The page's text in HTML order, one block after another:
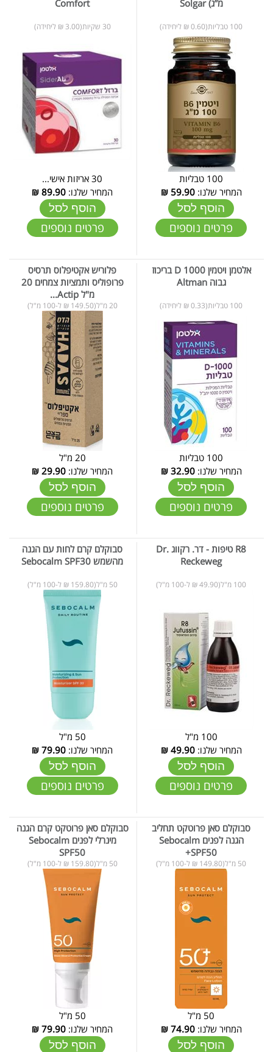
מ”ג) Solgar
100 טבליות(0.60 ₪ ליחידה)
100 טבליות
המחיר שלנו:59.90
₪
הוסף לסל
פרטים נוספים
Comfort
30 שקיות(3.00 ₪ ליחידה)
30 אריזות אישי...
המחיר שלנו: 89.90
₪
הוסף לסל
פרטים נוספים
אלטמן ויטמין D 1000 בריכוז
גבוה Altman
100 טבליות(0.33 ₪ ליחידה)
100 טבליות
המחיר שלנו:32.90
₪
הוסף לסל
פרטים נוספים
פלוריש אקטיפלוס תרסיס
פרופוליס ותמציות צמחים 20
מ"ל Actip...
20 מ"ל(149.50 ₪ ל-100 מ"ל)
20 מ"ל
המחיר שלנו: 29.90
₪
הוסף לסל
פרטים נוספים
R8 טיפות - דר. רקווג Dr.
Reckeweg
100 מ"ל(49.90 ₪ ל-100 מ"ל)
100 מ"ל
המחיר שלנו:49.90
₪
הוסף לסל
פרטים נוספים
סבוקלם קרם לחות עם הגנה
מהשמש Sebocalm SPF30
50 מ"ל(159.80 ₪ ל-100 מ"ל)
50 מ"ל
המחיר שלנו: 79.90
₪
הוסף לסל
פרטים נוספים
סבוקלם סאן פרוטקט תחליב
הגנה לפנים Sebocalm
+SPF50
50 מ"ל(149.80 ₪ ל-100 מ"ל)
50 מ"ל
המחיר שלנו:74.90
₪
הוסף לסל
סבוקלם סאן פרוטקט קרם הגנה
מינרלי לפנים Sebocalm
SPF50
50 מ"ל(159.80 ₪ ל-100 מ"ל)
50 מ"ל
המחיר שלנו: 79.90
₪
הוסף לסל